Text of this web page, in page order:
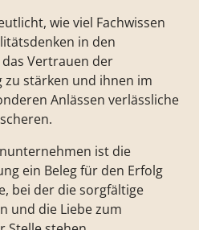
wie viel Fachwissen
in den
Vertrauen der
stärken und ihnen im
Anlässen verlässliche
ist die
ein Beleg für den Erfolg
bei der die sorgfältige
und die Liebe zum